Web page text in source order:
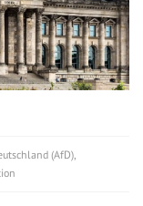
(AfD)